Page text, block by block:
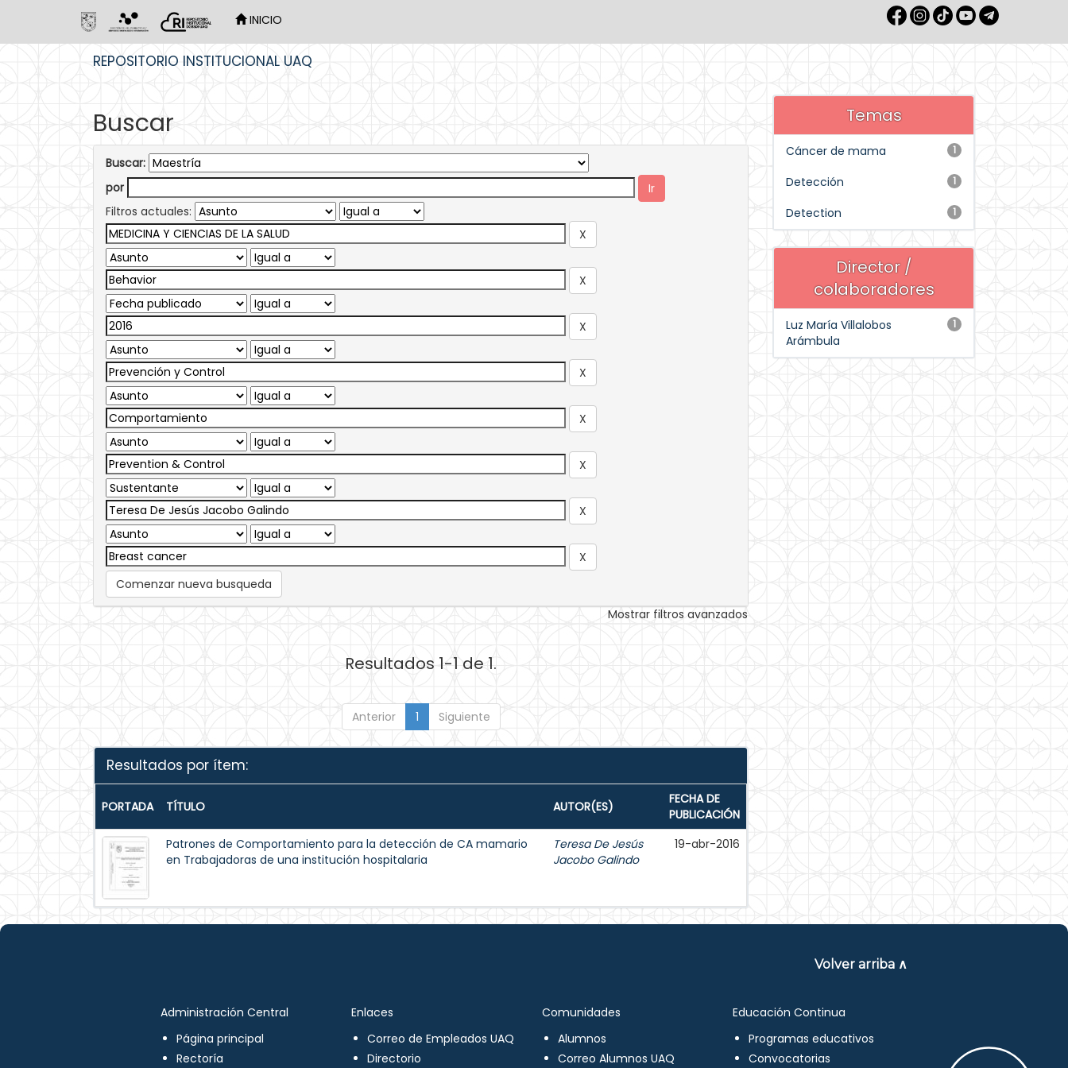
INICIO
REPOSITORIO INSTITUCIONAL UAQ
Buscar
Buscar:
por
Filtros actuales:
Comenzar nueva busqueda
Mostrar filtros avanzados
Resultados 1-1 de 1.
Anterior 1 Siguiente
Resultados por ítem:
PORTADA TÍTULO AUTOR(ES)
FECHA DE
PUBLICACIÓN
Patrones de Comportamiento para la detección de CA mamario
en Trabajadoras de una institución hospitalaria
Teresa De Jesús
Jacobo Galindo
19-abr-2016
Temas
1
Cáncer de mama
1
Detección
1
Detection
Director /
colaboradores
1
Luz María Villalobos
Arámbula
Volver arriba ∧
Administración Central
Página principal
Rectoría
Enlaces
Correo de Empleados UAQ
Directorio
Comunidades
Alumnos
Correo Alumnos UAQ
Educación Continua
Programas educativos
Convocatorias